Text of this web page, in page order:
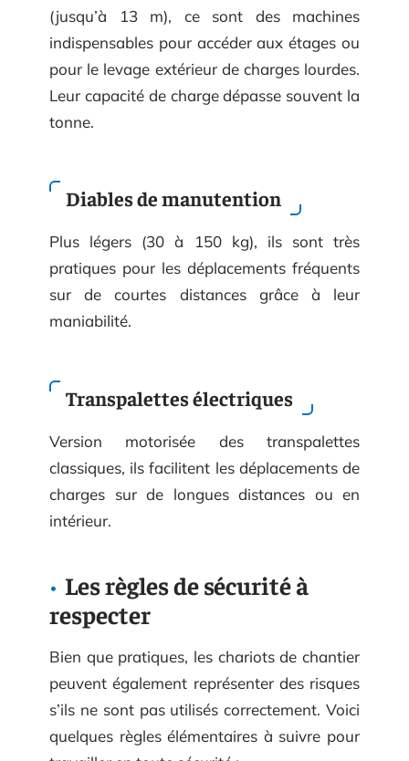
(jusqu’à 13 m), ce sont des machines
indispensables pour accéder aux étages ou
pour le levage extérieur de charges lourdes.
Leur capacité de charge dépasse souvent la
tonne.
Diables de manutention
Plus légers (30 à 150 kg), ils sont très
pratiques pour les déplacements fréquents
sur de courtes distances grâce à leur
maniabilité.
Transpalettes électriques
Version motorisée des transpalettes
classiques, ils facilitent les déplacements de
charges sur de longues distances ou en
intérieur.
Les règles de sécurité à
respecter
Bien que pratiques, les chariots de chantier
peuvent également représenter des risques
s’ils ne sont pas utilisés correctement. Voici
quelques règles élémentaires à suivre pour